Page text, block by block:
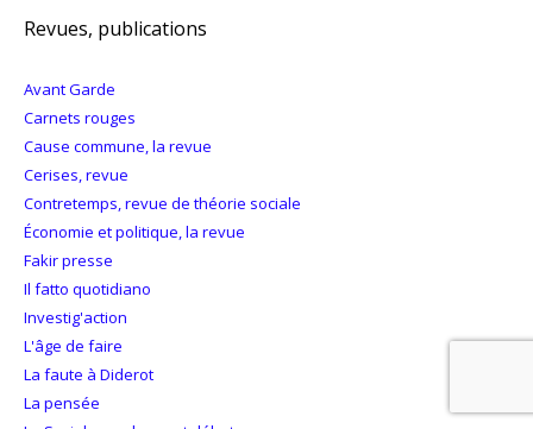
Revues, publications
Avant Garde
Carnets rouges
Cause commune, la revue
Cerises, revue
Contretemps, revue de théorie sociale
Économie et politique, la revue
Fakir presse
Il fatto quotidiano
Investig'action
L'âge de faire
La faute à Diderot
La pensée